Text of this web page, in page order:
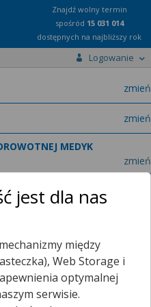
Znajdź wolny termin
spośród 15 031 014
dostępnych na najbliższy rok
Logowanie
zmień
zmień
MEDYK
zmień
jest dla nas
między
Web Storage i
optymalnej
serwisie.